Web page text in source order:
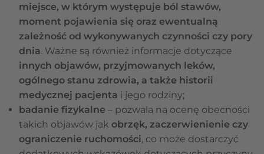
miejsce, w którym występuje ból stawów,
moment pojawienia się oraz ewentualną
zależność od wykonywanych czynności czy pory
dnia. Ważne są również informacje dotyczące
innych objawów, przyjmowanych leków,
ogólnego stanu zdrowia, a także historii
medycznej pacjenta i jego rodziny;
badanie fizykalne – pozwala na ocenę obecności
takich objawów jak obrzęk, zaczerwienienie czy
ograniczenie ruchomości, co może dostarczyć